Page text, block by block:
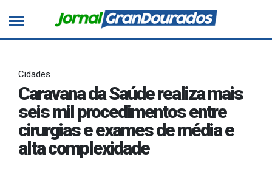
Cidades
Caravana da Saúde realiza mais
seis mil procedimentos entre
cirurgias e exames de média e
alta complexidade